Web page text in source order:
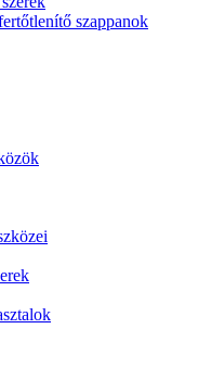
szappanok